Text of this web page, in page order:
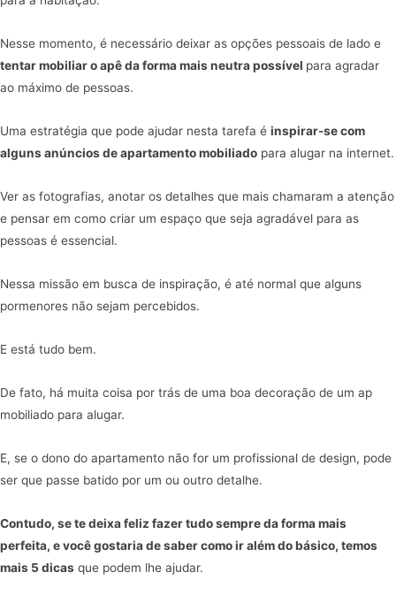
Nesse momento, é necessário deixar as opções pessoais de lado e
tentar mobiliar o apê da forma mais neutra possível para agradar
ao máximo de pessoas.
Uma estratégia que pode ajudar nesta tarefa é inspirar-se com
alguns anúncios de apartamento mobiliado para alugar na internet.
Ver as fotografias, anotar os detalhes que mais chamaram a atenção
e pensar em como criar um espaço que seja agradável para as
pessoas é essencial.
Nessa missão em busca de inspiração, é até normal que alguns
pormenores não sejam percebidos.
E está tudo bem.
De fato, há muita coisa por trás de uma boa decoração de um ap
mobiliado para alugar.
E, se o dono do apartamento não for um profissional de design, pode
ser que passe batido por um ou outro detalhe.
Contudo, se te deixa feliz fazer tudo sempre da forma mais
perfeita, e você gostaria de saber como ir além do básico, temos
mais 5 dicas que podem lhe ajudar.